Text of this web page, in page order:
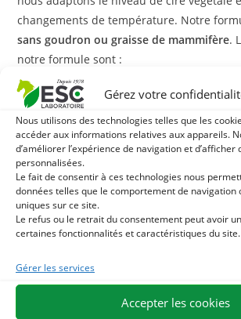
Gérez votre
Nous utilisons des technologies telles que les
accéder aux informations relatives aux appareils.
d’améliorer l’expérience de navigation et d’afficher
personnalisées.
Le fait de consentir à ces technologies nous
données telles que le comportement de navigation
uniques sur ce site.
Le refus ou le retrait du consentement peut avoir
certaines fonctionnalités et caractéristiques du site.
Gérer les services
Accepter les cookies
changements de température. Notre
sans goudron ou graisse de mammifère.
notre formule sont :
La cire végétale : notre cire végétale
originaire d’Amérique du Sud. Cette
pouvoir filmogène donc protecteur pour
d’un agent d’enrobage naturel
l’industrie cosmétique
L’oléorésine : une oléorésine est une
formée d’une essence et de la résine
l’oxydation de cette essence. L’huile
conifère est particulièrement reconnue
L’huile de cade : elle possède des